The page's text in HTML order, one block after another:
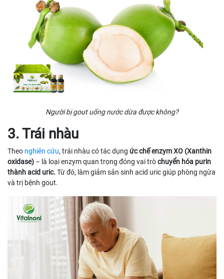
Người bị gout uống nước dừa được không?
3. Trái nhàu
Theo nghiên cứu, trái nhàu có tác dụng ức chế enzym XO (Xanthin
oxidase) – là loại enzym quan trọng đóng vai tròchuyển hóa purin
thành acid uric. Từ đó, làm giảm sản sinh acid uric giúp phòng ngừa
và trị bệnh gout.